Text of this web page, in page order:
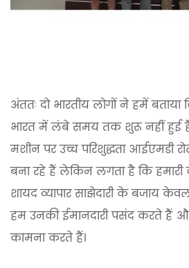
अंततः दो भारतीय लोगों ने हमें बताया
भारत में लंबे समय तक शुरू नहीं हुई है,
मशीन पर उच्च परिशुद्धता आईएमडी
बना रहे हैं लेकिन लगता है कि
शायद व्यापार साझेदारी के बजाय
हम उनकी ईमानदारी पसंद करते हैं
कामना करते हैं।